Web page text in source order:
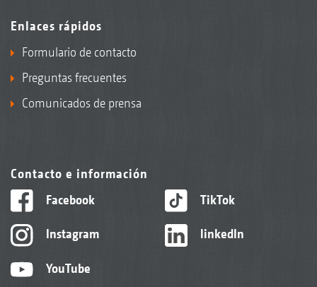
Enlaces rápidos
Formulario de contacto
Preguntas frecuentes
Comunicados de prensa
Contacto e información
Facebook
Instagram
YouTube
TikTok
linkedIn